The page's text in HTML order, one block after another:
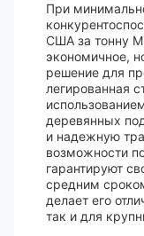
При
США за тонну
экономичное,
решение для
легированная
деревянных
и надежную
возможности
гарантируют
средним
делает его
так и для